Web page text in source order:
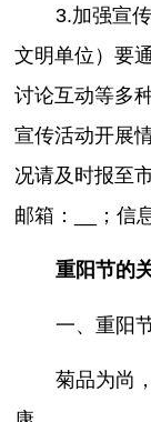
3.加强宣
文明单位）要
讨论互动等多
宣传活动开展
况请及时报至
邮箱：__；信
重阳节的
一、重阳
菊品为尚